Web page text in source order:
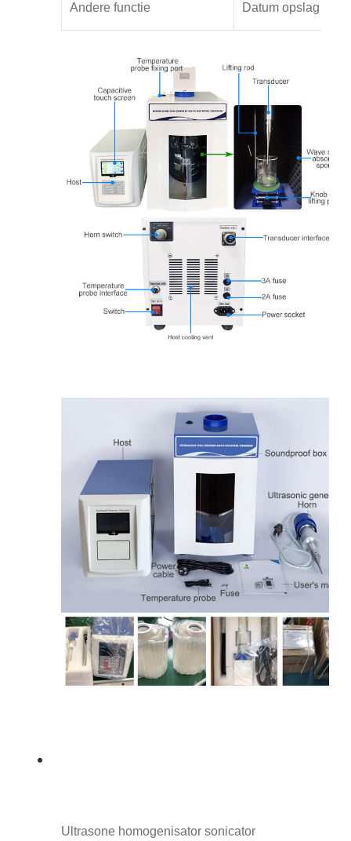
Andere functie Datum opslag 20
Ultrasone homogenisator sonicator